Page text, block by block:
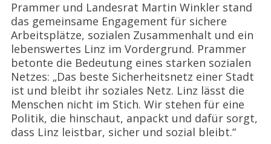
Prammer und Landesrat Martin Winkler stand
das gemeinsame Engagement für sichere
Arbeitsplätze, sozialen Zusammenhalt und ein
lebenswertes Linz im Vordergrund. Prammer
betonte die Bedeutung eines starken sozialen
Netzes: „Das beste Sicherheitsnetz einer Stadt
ist und bleibt ihr soziales Netz. Linz lässt die
Menschen nicht im Stich. Wir stehen für eine
Politik, die hinschaut, anpackt und dafür sorgt,
dass Linz leistbar, sicher und sozial bleibt.“